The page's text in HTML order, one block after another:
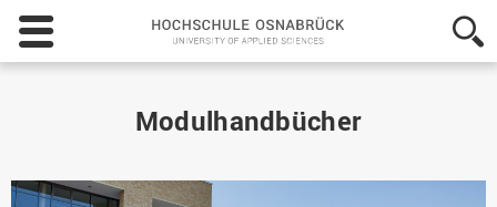
Hochschule
Osnabrück
-
Modulhandbücher